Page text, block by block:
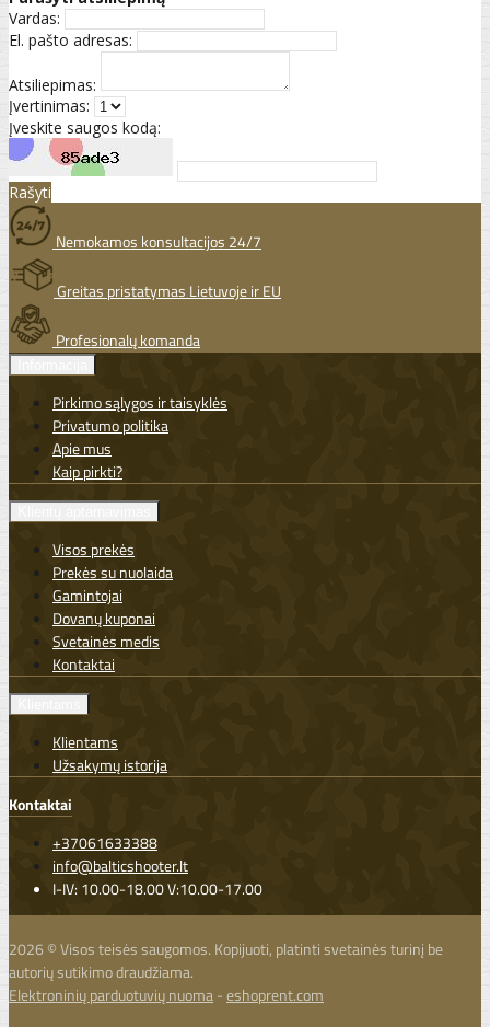
Vardas:
El. pašto adresas:
Atsiliepimas:
Įvertinimas:
Įveskite saugos kodą:
Rašyti
Nemokamos konsultacijos 24/7
Greitas pristatymas Lietuvoje ir EU
Profesionalų komanda
Pirkimo sąlygos ir taisyklės
Privatumo politika
Apie mus
Kaip pirkti?
Visos prekės
Prekės su nuolaida
Gamintojai
Dovanų kuponai
Svetainės medis
Kontaktai
Klientams
Užsakymų istorija
Kontaktai
+37061633388
info@balticshooter.lt
I-IV: 10.00-18.00 V:10.00-17.00
2026 © Visos teisės saugomos. Kopijuoti, platinti svetainės turinį be
autorių sutikimo draudžiama.
Elektroninių parduotuvių nuoma-eshoprent.com